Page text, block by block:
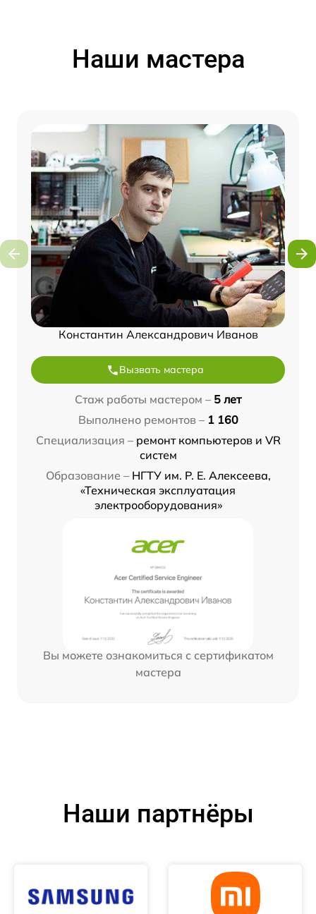
Наши мастера
Константин Александрович Иванов
Вызвать мастера
Стаж работы мастером – 5 лет
Выполнено ремонтов – 1 160
Специализация – ремонт компьютеров и VR
систем
Образование – НГТУ им. Р. Е. Алексеева,
«Техническая эксплуатация
электрооборудования»
Вы можете ознакомиться с сертификатом
мастера
Наши партнёры